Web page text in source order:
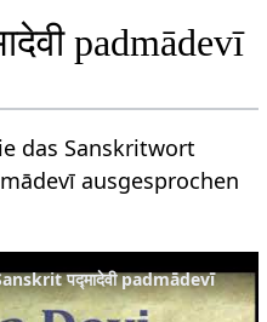
padmādevī
das Sanskritwort
ausgesprochen
पद्मादेवी padmādevī